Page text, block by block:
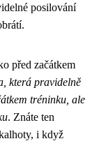
posilování
před začátkem
která pravidelně
tréninku, ale
. Znáte ten
i když